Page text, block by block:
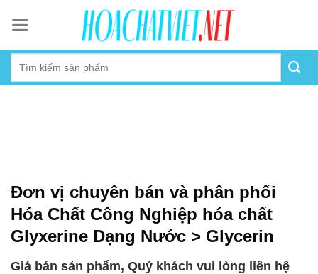
content
Đơn vị chuyên bán và phân phối
Hóa Chất Công Nghiệp hóa chất
Glyxerine Dạng Nước > Glycerin
Giá bán sản phẩm, Quý khách vui lòng liên hệ